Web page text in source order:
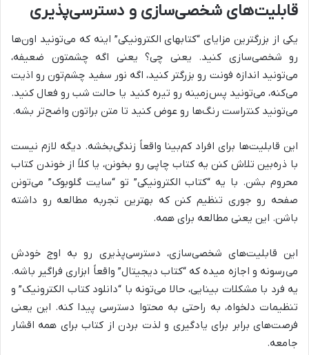
قابلیت‌های شخصی‌سازی و دسترسی‌پذیری
یکی از بزرگترین مزایای “کتابهای الکترونیکی” اینه که می‌تونید اون‌ها
رو شخصی‌سازی کنید. یعنی چی؟ یعنی اگه چشمتون ضعیفه،
می‌تونید اندازه فونت رو بزرگتر کنید، اگه نور سفید چشم‌تون رو اذیت
می‌کنه، می‌تونید پس‌زمینه رو تیره کنید یا حالت شب رو فعال کنید.
می‌تونید کنتراست رنگ‌ها رو عوض کنید تا متن براتون واضح‌تر بشه.
این قابلیت‌ها برای افراد کم‌بینا واقعاً زندگی‌بخشه. دیگه لازم نیست
با ذره‌بین تلاش کنن یه کتاب چاپی رو بخونن، یا کلاً از خوندن کتاب
محروم بشن. با یه “کتاب الکترونیکی” تو “سایت گلوبوک” می‌تونن
صفحه رو جوری تنظیم کنن که بهترین تجربه مطالعه رو داشته
باشن. این یعنی مطالعه برای همه.
این قابلیت‌های شخصی‌سازی، دسترسی‌پذیری رو به اوج خودش
می‌رسونه و اجازه میده که “کتاب دیجیتال” واقعاً ابزاری فراگیر باشه.
یه فرد با مشکلات بینایی، حالا می‌تونه با “دانلود کتاب الکترونیک” و
تنظیمات دلخواه، به راحتی به محتوا دسترسی پیدا کنه. این یعنی
فرصت‌های برابر برای یادگیری و لذت بردن از کتاب برای همه اقشار
جامعه.